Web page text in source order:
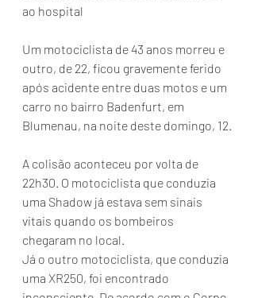
ao hospital
Um motociclista de 43 anos morreu e
outro, de 22, ficou gravemente ferido
após acidente entre duas motos e um
carro no bairro Badenfurt, em
Blumenau, na noite deste domingo, 12.
A colisão aconteceu por volta de
22h30. O motociclista que conduzia
uma Shadow já estava sem sinais
vitais quando os bombeiros
chegaram no local.
Já o outro motociclista, que conduzia
uma XR250, foi encontrado